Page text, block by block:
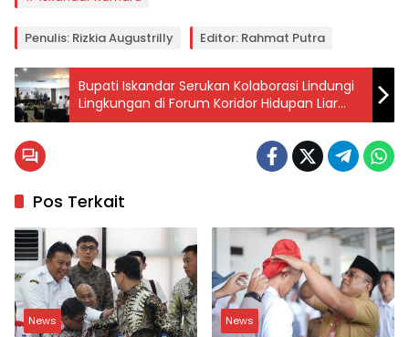
Penulis: Rizkia Augustrilly Editor: Rahmat Putra
Bupati Iskandar Serukan Kolaborasi Lindungi
Lingkungan di Forum Koridor Hidupan Liar
Tanjung Binerean
Pos Terkait
News News